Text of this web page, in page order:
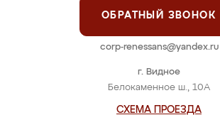
г. Видное
Белокаменное ш., 10А
СХЕМА ПРОЕЗДА
ОБРАТНЫЙ ЗВОНОК
corp-renessans@yandex.ru